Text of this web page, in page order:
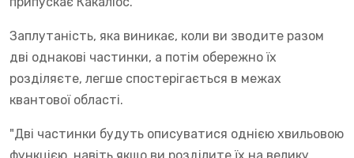
Заплутаність, яка виникає, коли ви зводите разом
дві однакові частинки, а потім обережно їх
розділяєте, легше спостерігається в межах
квантової області.
"Дві частинки будуть описуватися однією хвильовою